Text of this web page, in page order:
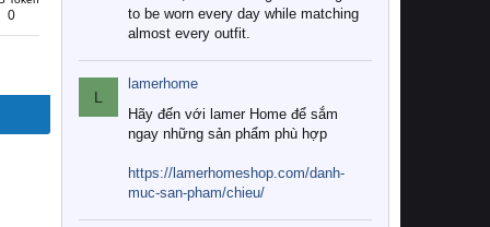
0
to be worn every day while matching
almost every outfit.
L
lamerhome
Hãy đến với lamer Home để sắm
ngay những sản phẩm phù hợp
https://lamerhomeshop.com/danh-
muc-san-pham/chieu/